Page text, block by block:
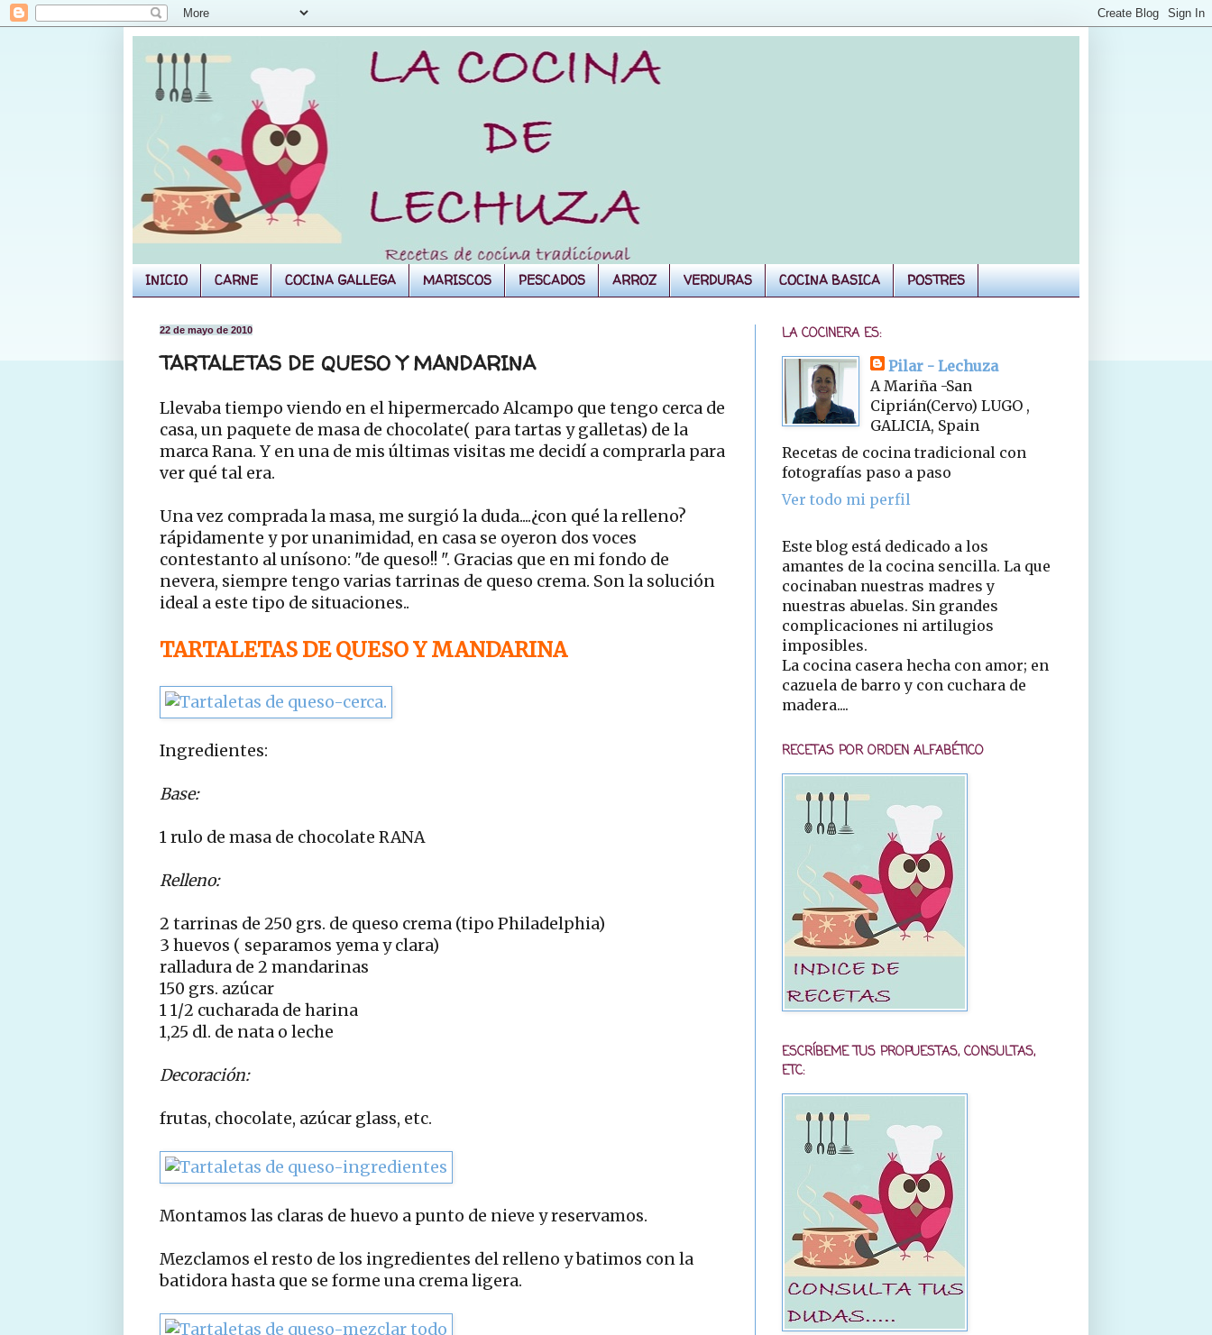
INICIO CARNE COCINA GALLEGA MARISCOS PESCADOS ARROZ VERDURAS COCINA BASICA POSTRES
22 de mayo de 2010
TARTALETAS DE QUESO Y MANDARINA
Llevaba tiempo viendo en el hipermercado Alcampo que tengo cerca de
casa, un paquete de masa de chocolate( para tartas y galletas) de la
marca Rana. Y en una de mis últimas visitas me decidí a comprarla para
ver qué tal era.
Una vez comprada la masa, me surgió la duda....¿con qué la relleno?
rápidamente y por unanimidad, en casa se oyeron dos voces
contestanto al unísono: "de queso!! ". Gracias que en mi fondo de
nevera, siempre tengo varias tarrinas de queso crema. Son la solución
ideal a este tipo de situaciones..
TARTALETAS DE QUESO Y MANDARINA
Ingredientes:
Base:
1 rulo de masa de chocolate RANA
Relleno:
2 tarrinas de 250 grs. de queso crema (tipo Philadelphia)
3 huevos ( separamos yema y clara)
ralladura de 2 mandarinas
150 grs. azúcar
1 1/2 cucharada de harina
1,25 dl. de nata o leche
Decoración:
frutas, chocolate, azúcar glass, etc.
Montamos las claras de huevo a punto de nieve y reservamos.
Mezclamos el resto de los ingredientes del relleno y batimos con la
batidora hasta que se forme una crema ligera.
LA COCINERA ES:
Pilar - Lechuza
A Mariña -San
Ciprián(Cervo) LUGO ,
GALICIA, Spain
Recetas de cocina tradicional con
fotografías paso a paso
Ver todo mi perfil
Este blog está dedicado a los
amantes de la cocina sencilla. La que
cocinaban nuestras madres y
nuestras abuelas. Sin grandes
complicaciones ni artilugios
imposibles.
La cocina casera hecha con amor; en
cazuela de barro y con cuchara de
madera....
RECETAS POR ORDEN ALFABÉTICO
ESCRÍBEME TUS PROPUESTAS, CONSULTAS,
ETC: